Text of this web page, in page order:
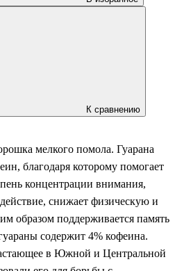
К сравнению
мелкого помола. Гуарана
благодаря которому помогает
концентрации внимания,
снижает физическую и
образом поддерживается память
содержит 4% кофеина.
в Южной и Центральной